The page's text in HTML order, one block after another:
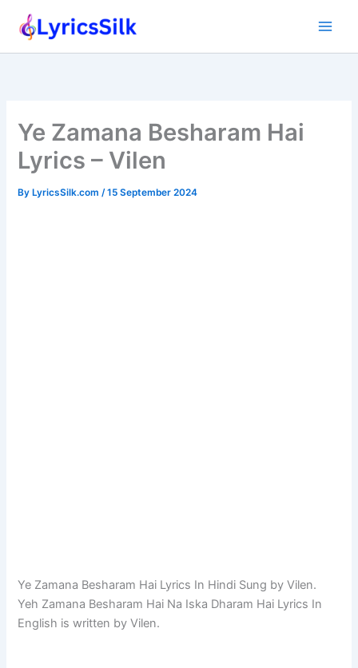
Ye Zamana Besharam Hai
Lyrics – Vilen
ByLyricsSilk.com /15 September 2024
Ye Zamana Besharam Hai Lyrics In Hindi Sung by Vilen.
Yeh Zamana Besharam Hai Na Iska Dharam Hai Lyrics In
English is written by Vilen.